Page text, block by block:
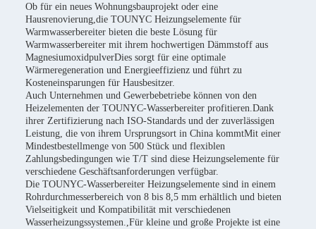
Ob für ein neues Wohnungsbauprojekt oder eine
Hausrenovierung,die TOUNYC Heizungselemente für
Warmwasserbereiter bieten die beste Lösung für
Warmwasserbereiter mit ihrem hochwertigen Dämmstoff aus
MagnesiumoxidpulverDies sorgt für eine optimale
Wärmeregeneration und Energieeffizienz und führt zu
Kosteneinsparungen für Hausbesitzer.
Auch Unternehmen und Gewerbebetriebe können von den
Heizelementen der TOUNYC-Wasserbereiter profitieren.Dank
ihrer Zertifizierung nach ISO-Standards und der zuverlässigen
Leistung, die von ihrem Ursprungsort in China kommtMit einer
Mindestbestellmenge von 500 Stück und flexiblen
Zahlungsbedingungen wie T/T sind diese Heizungselemente für
verschiedene Geschäftsanforderungen verfügbar.
Die TOUNYC-Wasserbereiter Heizungselemente sind in einem
Rohrdurchmesserbereich von 8 bis 8,5 mm erhältlich und bieten
Vielseitigkeit und Kompatibilität mit verschiedenen
Wasserheizungssystemen.,Für kleine und große Projekte ist eine